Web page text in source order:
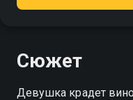
Сюжет
Девушка крадет